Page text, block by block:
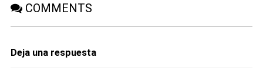
COMMENTS
Deja una respuesta